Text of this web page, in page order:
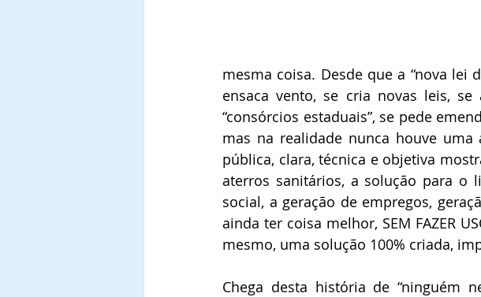
mesma coisa. Desde que a “nova lei
ensaca vento, se cria novas leis,
“consórcios estaduais”, se pede
mas na realidade nunca houve uma
pública, clara, técnica e objetiva
aterros sanitários, a solução para o
social, a geração de empregos,
ainda ter coisa melhor, SEM FAZER
mesmo, uma solução 100% criada,
Chega desta história de “ninguém